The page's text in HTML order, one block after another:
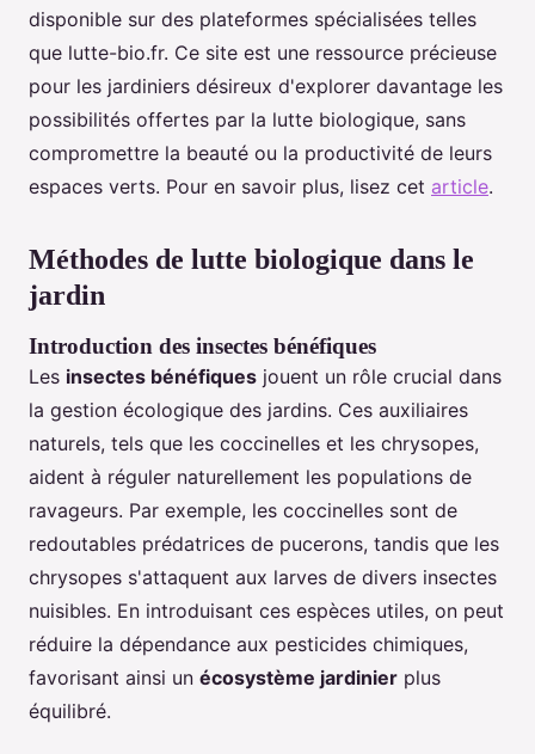
disponible sur des plateformes spécialisées telles
que lutte-bio.fr. Ce site est une ressource précieuse
pour les jardiniers désireux d'explorer davantage les
possibilités offertes par la lutte biologique, sans
compromettre la beauté ou la productivité de leurs
espaces verts. Pour en savoir plus, lisez cet article.
Méthodes de lutte biologique dans le
jardin
Introduction des insectes bénéfiques
Les insectes bénéfiques jouent un rôle crucial dans
la gestion écologique des jardins. Ces auxiliaires
naturels, tels que les coccinelles et les chrysopes,
aident à réguler naturellement les populations de
ravageurs. Par exemple, les coccinelles sont de
redoutables prédatrices de pucerons, tandis que les
chrysopes s'attaquent aux larves de divers insectes
nuisibles. En introduisant ces espèces utiles, on peut
réduire la dépendance aux pesticides chimiques,
favorisant ainsi un écosystème jardinier plus
équilibré.